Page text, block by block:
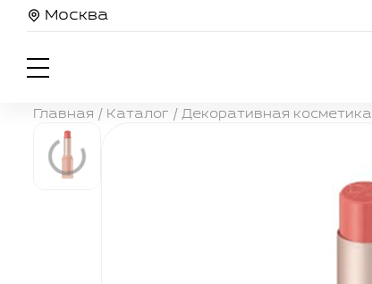
Москва
Главная / Каталог / Декоративная косметика